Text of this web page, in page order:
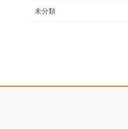
未分類